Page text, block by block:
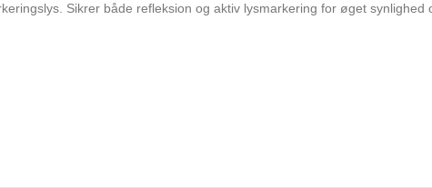
Sikrer både refleksion og aktiv lysmarkering for øget synlighed